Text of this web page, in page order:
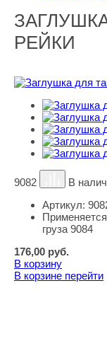
РЕЙКИ
9082
В
Артикул:
груза 9084
176,00 руб.
В корзину
В корзине перейти